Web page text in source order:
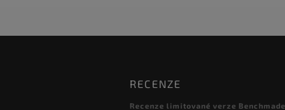
RECENZE
Recenze limitované verze